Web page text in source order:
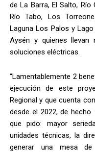
de La Barra, El Salto, Río
Río Tabo, Los
Laguna Los Palos y
Aysén y quienes
soluciones eléctricas.
“Lamentablemente 2
ejecución de este
Regional y que cuenta
desde el 2022, de
que pido: mayor
unidades técnicas, la
generar una mesa